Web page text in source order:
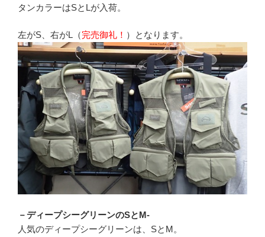
タンカラーはSとLが入荷。
左がS、右がL（完売御礼！ ）となります。
－ディープシーグリーンのSとM-
人気のディープシーグリーンは、SとM。